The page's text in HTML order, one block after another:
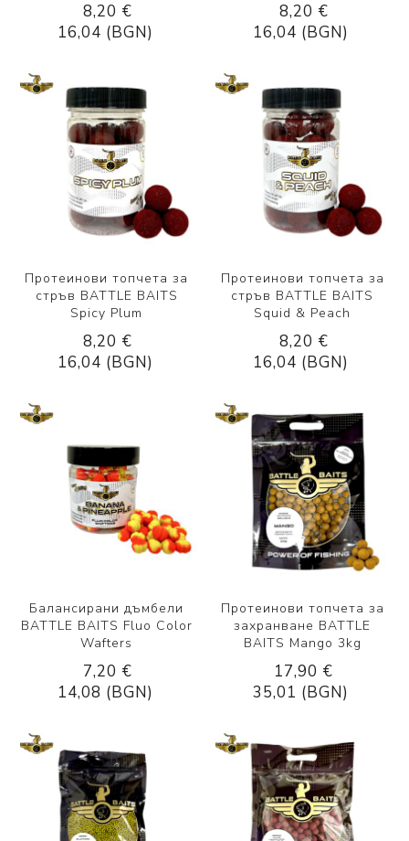
8,20 €
16,04 (BGN)
8,20 €
16,04 (BGN)
Протеинови топчета за
стръв BATTLE BAITS
Spicy Plum
8,20 €
16,04 (BGN)
Протеинови топчета за
стръв BATTLE BAITS
Squid & Peach
8,20 €
16,04 (BGN)
Балансирани дъмбели
BATTLE BAITS Fluo Color
Wafters
7,20 €
14,08 (BGN)
Протеинови топчета за
захранване BATTLE
BAITS Mango 3kg
17,90 €
35,01 (BGN)